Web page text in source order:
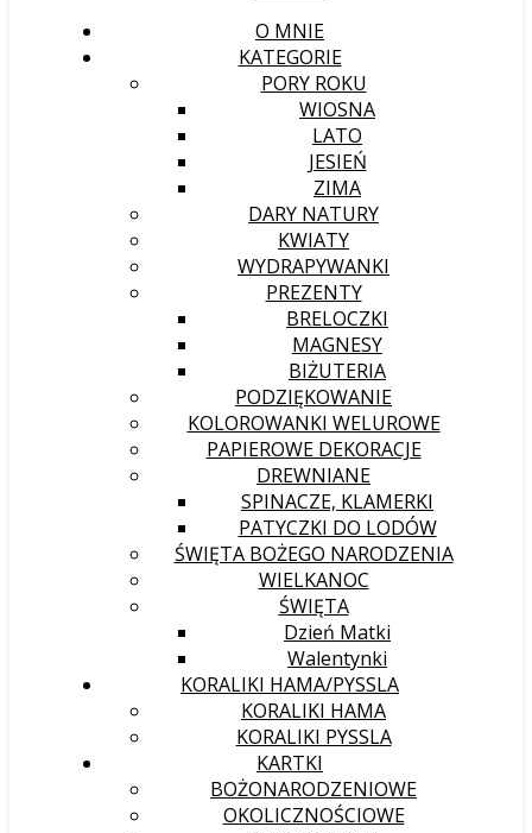
O MNIE
KATEGORIE
PORY ROKU
WIOSNA
LATO
JESIEŃ
ZIMA
DARY NATURY
KWIATY
WYDRAPYWANKI
PREZENTY
BRELOCZKI
MAGNESY
BIŻUTERIA
PODZIĘKOWANIE
KOLOROWANKI WELUROWE
PAPIEROWE DEKORACJE
DREWNIANE
SPINACZE, KLAMERKI
PATYCZKI DO LODÓW
ŚWIĘTA BOŻEGO NARODZENIA
WIELKANOC
ŚWIĘTA
Dzień Matki
Walentynki
KORALIKI HAMA/PYSSLA
KORALIKI HAMA
KORALIKI PYSSLA
KARTKI
BOŻONARODZENIOWE
OKOLICZNOŚCIOWE